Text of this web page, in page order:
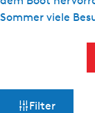
Sommer viele
Filter